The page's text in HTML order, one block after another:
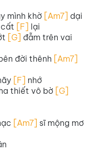
mình khờ [Am7] dại
cất [F] lại
[G] đẫm trên vai
đời thênh [Am7]
[F] nhớ
thiết vô bờ [G]
[Am7] sĩ mộng mơ